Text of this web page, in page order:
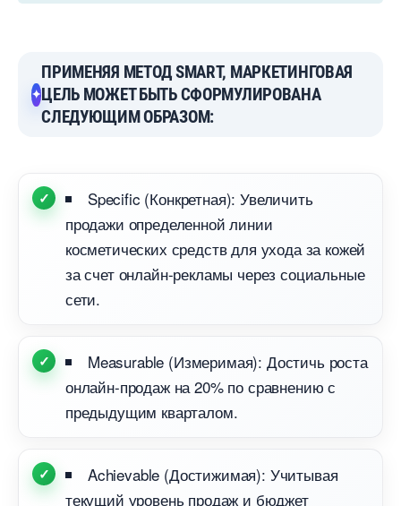
ПРИМЕНЯЯ МЕТОД SMART, МАРКЕТИНГОВАЯ
ЦЕЛЬ МОЖЕТ БЫТЬ СФОРМУЛИРОВАНА
СЛЕДУЮЩИМ ОБРАЗОМ:
Specific (Конкретная): Увеличить
продажи определенной линии
косметических средств для ухода за кожей
за счет онлайн-рекламы через социальные
сети.
Measurable (Измеримая): Достичь роста
онлайн-продаж на 20% по сравнению с
предыдущим кварталом.
Achievable (Достижимая): Учитывая
текущий уровень продаж и бюджет